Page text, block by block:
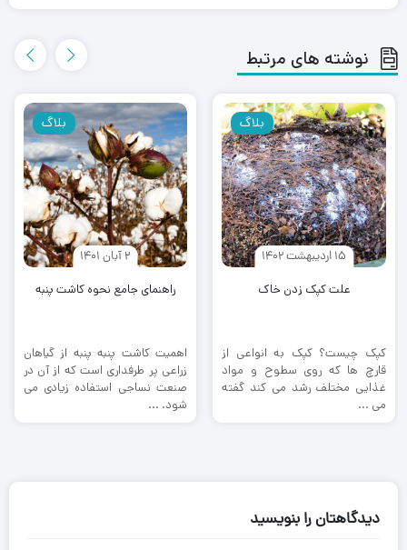
نوشته های مرتبط
بلاگ
15 اردیبهشت 1402
علت کپک زدن خاک
کپک چیست؟ کپک به انواعی از
قارچ ها که روی سطوح و مواد
غذایی مختلف رشد می کند گفته
می ...
بلاگ
2 آبان 1401
راهنمای جامع نحوه کاشت پنبه
اهمیت کاشت پنبه پنبه از گیاهان
زراعی پر طرفداری است که از آن در
صنعت نساجی استفاده زیادی می
شود. ...
دیدگاهتان را بنویسید